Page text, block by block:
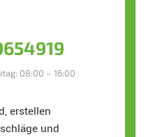
08:00 – 16:00
erstellen
und